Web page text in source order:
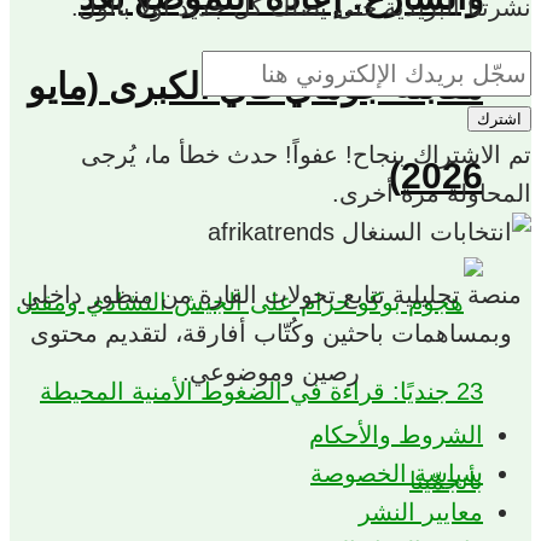
مقابلة جوماي فاي الكبرى (مايو
2026)
نشرتنا البريدية حتى يصلك كل جديد أولاً بألولّ.
اشترك
تم الاشتراك بنجاح! عفواً! حدث خطأ ما، يُرجى
المحاولة مرة أخرى.
منصة تحليلية تتابع تحولات القارة من منظور داخلي
وبمساهمات باحثين وكُتّاب أفارقة، لتقديم محتوى
رصين وموضوعي.
الشروط والأحكام
سياسة الخصوصة
معايير النشر